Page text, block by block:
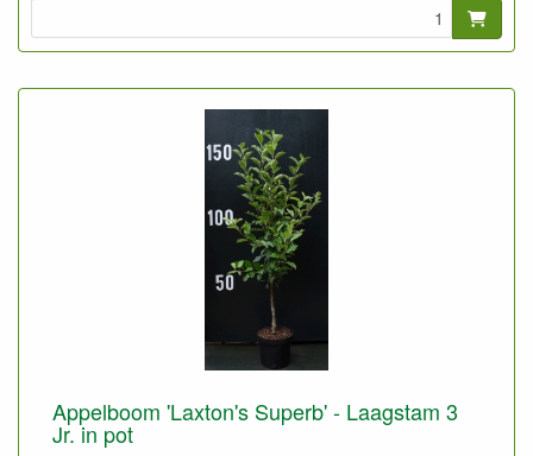
Appelboom 'Laxton's Superb' - Laagstam 3
Jr. in pot